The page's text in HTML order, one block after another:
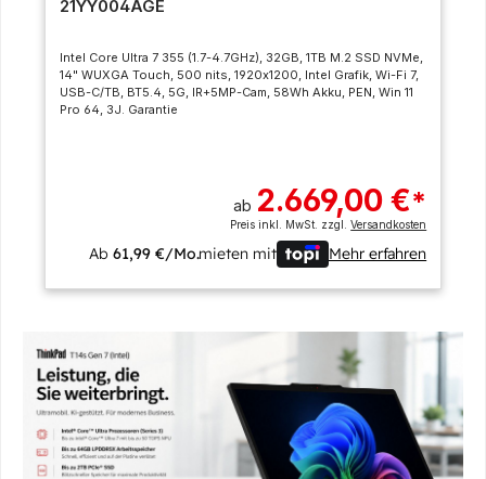
21YY004AGE
Intel Core Ultra 7 355 (1.7-4.7GHz), 32GB, 1TB M.2 SSD NVMe,
14" WUXGA Touch, 500 nits, 1920x1200, Intel Grafik, Wi-Fi 7,
USB-C/TB, BT5.4, 5G, IR+5MP-Cam, 58Wh Akku, PEN, Win 11
Pro 64, 3J. Garantie
ab 2.669,00 €*
Preis inkl. MwSt. zzgl.Versandkosten
Ab61,99 €/Mo.mieten mit Mehr erfahren